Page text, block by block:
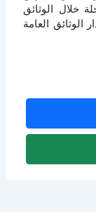
خلال الوثائق
الوثائق العامة